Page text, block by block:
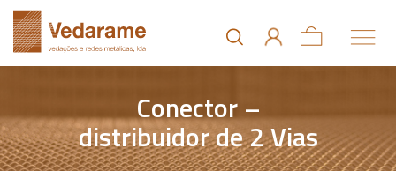
Conector –
distribuidor de 2 Vias